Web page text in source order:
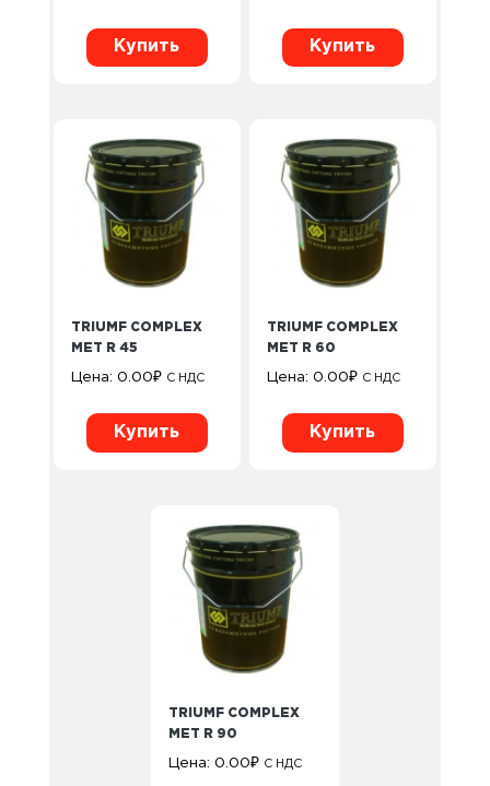
Купить Купить
TRIUMF COMPLEX
MET R 45
Цена: 0.00₽ С НДС
Купить
TRIUMF COMPLEX
MET R 60
Цена: 0.00₽ С НДС
Купить
TRIUMF COMPLEX
MET R 90
Цена:0.00₽ С НДС